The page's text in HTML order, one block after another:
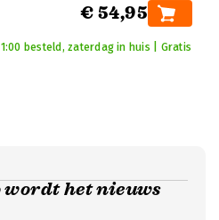
€ 54,95
besteld, zaterdag in huis | Gratis
wordt het nieuws